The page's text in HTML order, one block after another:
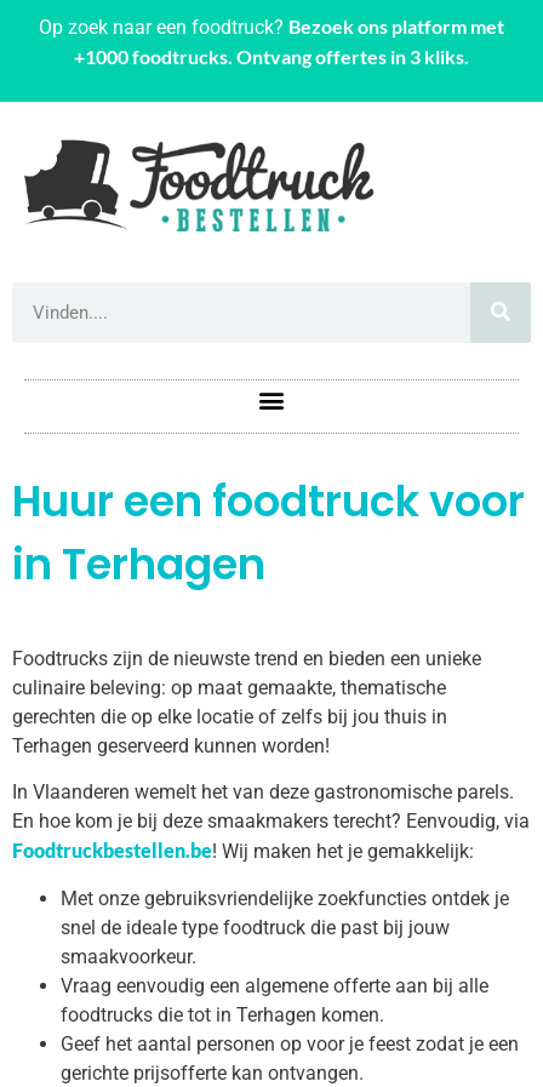
Op zoek naar een foodtruck? Bezoek ons platform met
+1000 foodtrucks. Ontvang offertes in 3 kliks.
Huur een foodtruck voor
in Terhagen
Foodtrucks zijn de nieuwste trend en bieden een unieke
culinaire beleving: op maat gemaakte, thematische
gerechten die op elke locatie of zelfs bij jou thuis in
Terhagen geserveerd kunnen worden!
In Vlaanderen wemelt het van deze gastronomische parels.
En hoe kom je bij deze smaakmakers terecht? Eenvoudig, via
Foodtruckbestellen.be! Wij maken het je gemakkelijk:
Met onze gebruiksvriendelijke zoekfuncties ontdek je
snel de ideale type foodtruck die past bij jouw
smaakvoorkeur.
Vraag eenvoudig een algemene offerte aan bij alle
foodtrucks die tot in Terhagen komen.
Geef het aantal personen op voor je feest zodat je een
gerichte prijsofferte kan ontvangen.